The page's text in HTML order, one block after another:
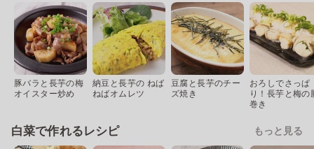
豚バラと長芋の梅
オイスター炒め
納豆と長芋の ねば
ねばオムレツ
豆腐と長芋のチー
ズ焼き
おろしでさっぱ
り！長芋と梅の
巻き
白菜で作れるレシピ もっと見る